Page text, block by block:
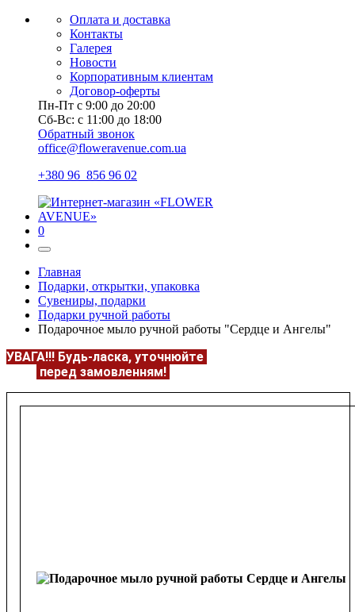
Оплата и доставка
Контакты
Галерея
Новости
Корпоративным клиентам
Договор-оферты
Пн-Пт с 9:00 до 20:00
Сб-Вс: с 11:00 до 18:00
Обратный звонок
office@floweravenue.com.ua
+380 96 856 96 02
0
Главная
Подарки, открытки, упаковка
Сувениры, подарки
Подарки ручной работы
Подарочное мыло ручной работы "Сердце и Ангелы"
УВАГА!!! Будь-ласка, уточнюйте
перед замовленням!